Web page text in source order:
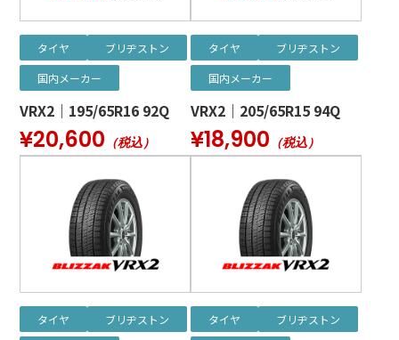
タイヤ
ブリヂストン
国内メーカー
VRX2｜195/65R16 92Q
¥20,600 （税込）
タイヤ
ブリヂストン
国内メーカー
VRX2｜205/65R15 94Q
¥18,900 （税込）
タイヤ
ブリヂストン
タイヤ
ブリヂストン